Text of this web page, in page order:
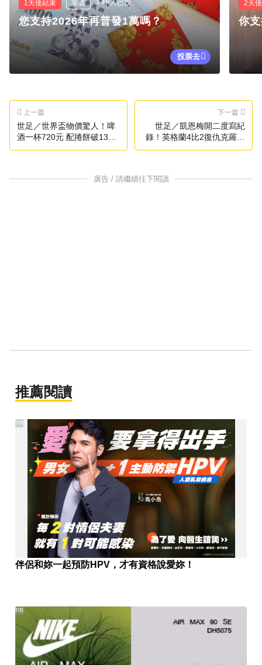
1天後結束 單選 3.4K人已投
您支持2026年再普發1萬嗎？
投票去
2天
你
上一篇
世足／世界盃物價驚人！啤
酒一杯720元 配捲餅破1300
元
下一篇
世足／凱恩梅開二度寫紀
錄！英格蘭4比2復仇克羅埃
西亞
廣告 / 請繼續往下閱讀
推薦閱讀
伴侶和妳一起預防HPV，才有資格說愛妳！
PR
PR